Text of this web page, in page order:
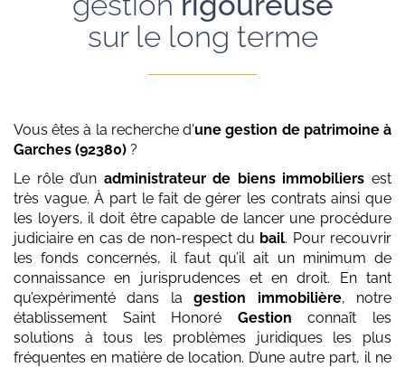
sur le long terme
Vous êtes à la recherche d'une gestion de patrimoine à
Garches (92380) ?
Le rôle d’un administrateur de biens immobiliers est
très vague. À part le fait de gérer les contrats ainsi que
les loyers, il doit être capable de lancer une procédure
judiciaire en cas de non-respect du bail. Pour recouvrir
les fonds concernés, il faut qu’il ait un minimum de
connaissance en jurisprudences et en droit. En tant
qu’expérimenté dans lagestion immobilière, notre
établissement Saint Honoré Gestion connaît les
solutions à tous les problèmes juridiques les plus
fréquentes en matière de location. D’une autre part, il ne